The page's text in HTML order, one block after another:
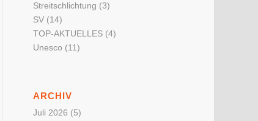
Streitschlichtung (3)
SV (14)
TOP-AKTUELLES (4)
Unesco (11)
ARCHIV
Juli 2026 (5)